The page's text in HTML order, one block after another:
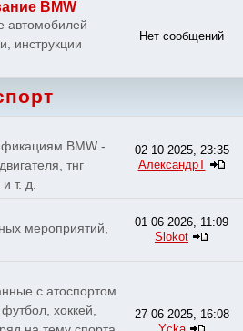
BMW
автомобилей
инструкции
Нет сообщений
BMW -
тнг
т. д.
02 10 2025, 23:35
АлександрТ
мероприятий,
01 06 2026, 11:09
Slokot
с атоспортом
хоккей,
27 06 2025, 16:08